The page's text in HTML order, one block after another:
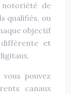
notoriété de
qualifiés, ou
objectif
et
pouvez
canaux